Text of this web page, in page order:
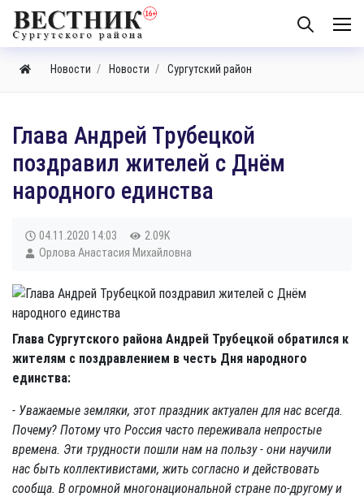
Новости Новости Сургутский район
Глава Андрей Трубецкой
поздравил жителей с Днём
народного единства
04.11.2020 14:03
2.09K
Орлова Анастасия Михайловна
Глава Сургутского района Андрей Трубецкой обратился к
жителям с поздравлением в честь Дня народного
единства:
- Уважаемые земляки, этот праздник актуален для нас всегда.
Почему? Потому что Россия часто переживала непростые
времена. Эти трудности пошли нам на пользу - они научили
нас быть коллективистами, жить согласно и действовать
сообща. В огромной многонациональной стране по-другому и